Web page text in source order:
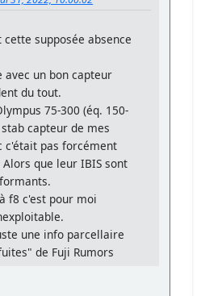
supposée absence
avec un bon capteur
du tout.
75-300 (éq. 150-
capteur de mes
c'était pas forcément
que leur IBIS sont
f8 c'est pour moi
une info parcellaire
de Fuji Rumors